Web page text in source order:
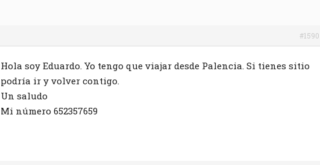
#1590
Hola soy Eduardo. Yo tengo que viajar desde Palencia. Si tienes sitio
podría ir y volver contigo.
Un saludo
Mi número 652357659